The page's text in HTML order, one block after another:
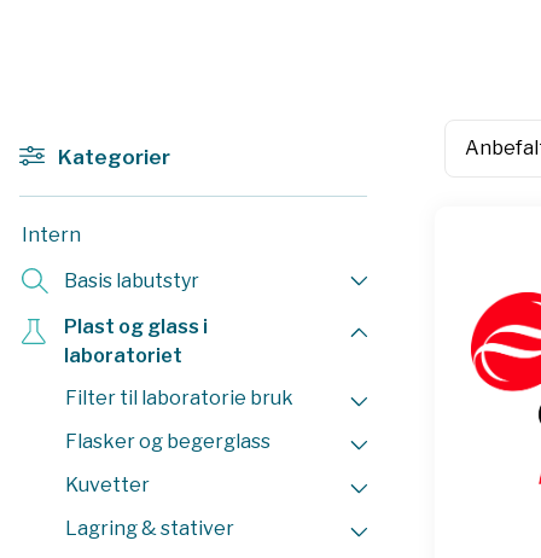
Kategorier
Intern
Basis labutstyr
Plast og glass i
laboratoriet
Filter til laboratorie bruk
Flasker og begerglass
Kuvetter
Lagring & stativer